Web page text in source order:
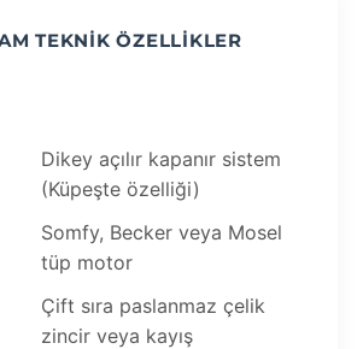
TEKNIK ÖZELLIKLER
Dikey açılır kapanır sistem
(Küpeşte özelliği)
Somfy, Becker veya Mosel
tüp motor
Çift sıra paslanmaz çelik
zincir veya kayış